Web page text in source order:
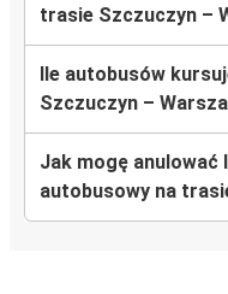
trasie Szczuczyn –
Ile autobusów
Szczuczyn –
Jak mogę anulować
autobusowy na